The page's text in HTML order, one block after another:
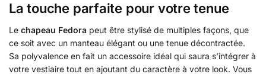
La touche parfaite pour votre tenue
Le chapeau Fedora peut être stylisé de multiples façons, que
ce soit avec un manteau élégant ou une tenue décontractée.
Sa polyvalence en fait un accessoire idéal qui saura s’intégrer à
votre vestiaire tout en ajoutant du caractère à votre look. Vous